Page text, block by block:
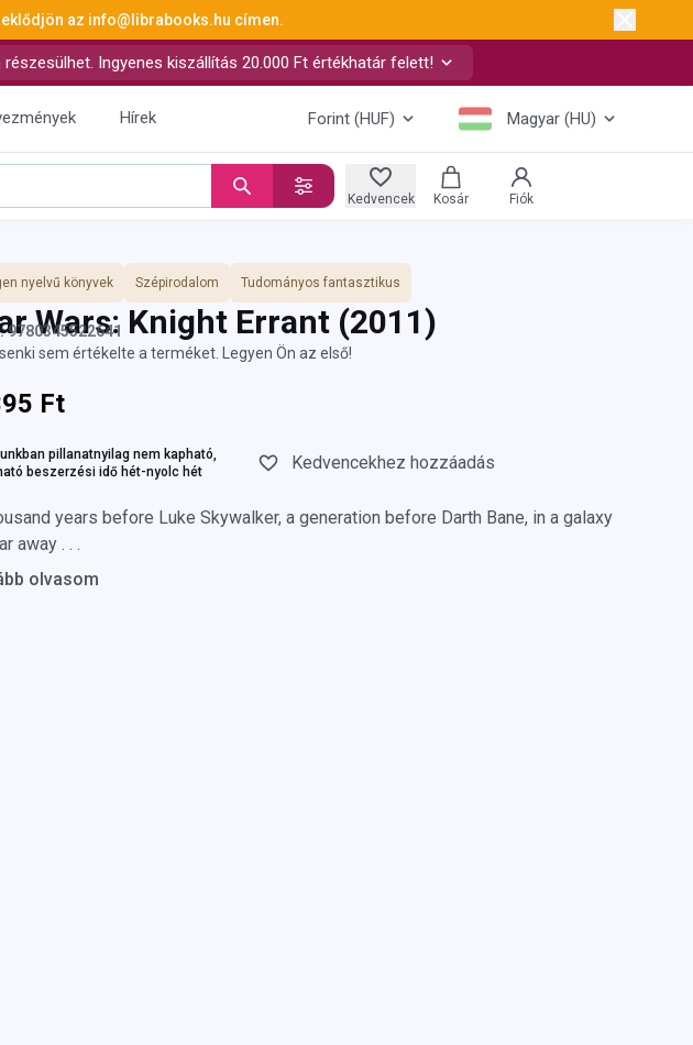
az info@librabooks.hu címen.
Ingyenes kiszállítás 20.000 Ft értékhatár felett!
Hírek Forint (HUF) Magyar (HU)
Kedvencek Kosár Fiók
nyelvű könyvek Szépirodalom Tudományos fantasztikus
Wars: Knight Errant (2011)
9780345522641
sem értékelte a terméket. Legyen Ön az első!
Ft
pillanatnyilag nem kapható,
beszerzési idő hét-nyolc hét
Kedvencekhez hozzáadás
years before Luke Skywalker, a generation before Darth Bane, in a galaxy
away . . .
olvasom